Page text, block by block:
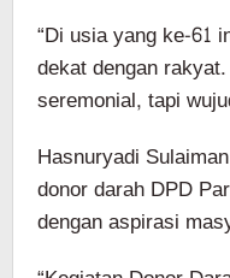
“Di usia yang ke-61
dekat dengan
seremonial, tapi
Hasnuryadi
donor darah DPD
dengan aspirasi